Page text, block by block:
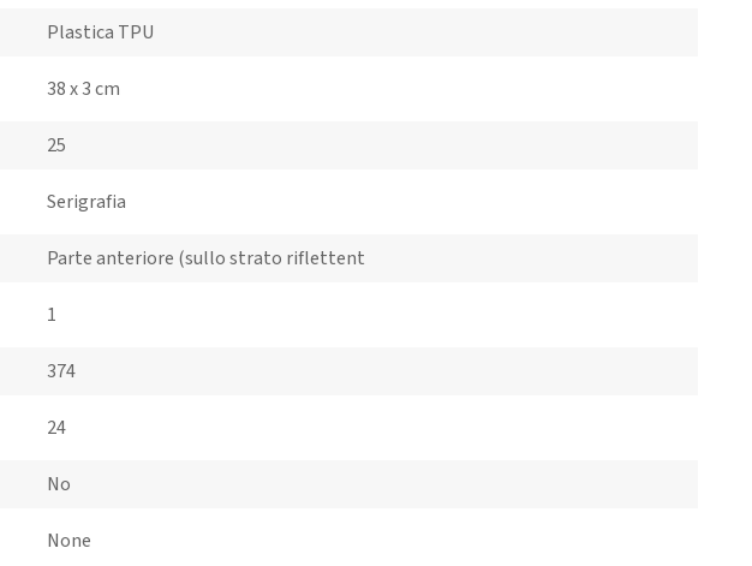
Plastica TPU
38 x 3 cm
25
Serigrafia
Parte anteriore (sullo strato riflettent
1
374
24
No
None